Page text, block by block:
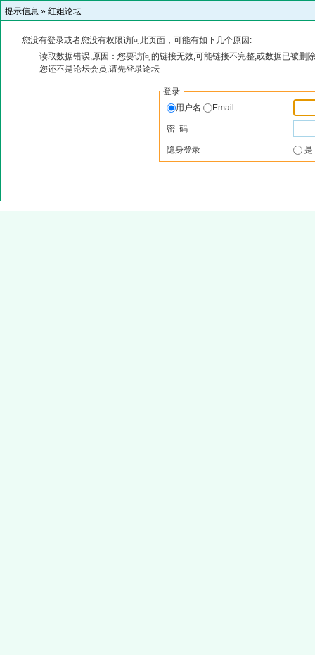
提示信息 » 红姐论坛
您没有登录或者您没有权限访问此页面，可能有如下几个原因:
读取数据错误,原因：您要访问的链接无效,可能链接不完整,或数据已被删
您还不是论坛会员,请先登录论坛
登录
用户名
Email
密 码
隐身登录